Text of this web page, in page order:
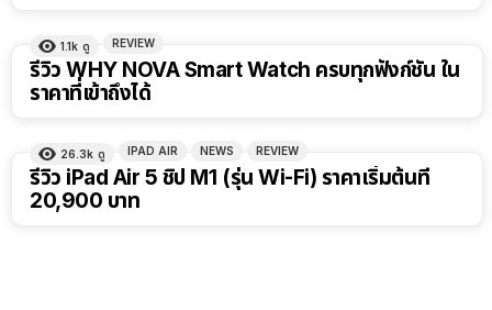
1.1k ดู REVIEW
รีวิว WHY NOVA Smart Watch ครบทุกฟังก์ชัน ใน
ราคาที่เข้าถึงได้
26.3k ดู IPAD AIR NEWS REVIEW
รีวิว iPad Air 5 ชิป M1 (รุ่น Wi-Fi) ราคาเริ่มต้นที่
20,900 บาท